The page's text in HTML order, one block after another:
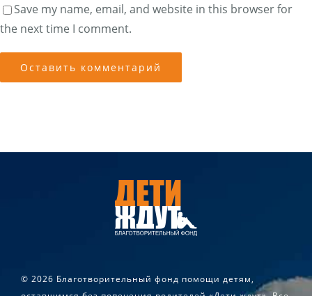
Save my name, email, and website in this browser for
the next time I comment.
© 2026 Благотворительный фонд помощи детям,